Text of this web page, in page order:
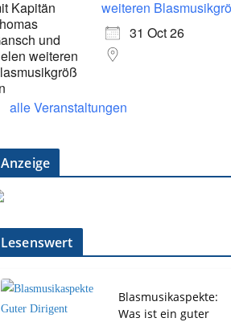
weiteren
31 Oct 26
alle Veranstaltungen
Anzeige
Lesenswert
Blasmusikaspekte:
Was ist ein guter